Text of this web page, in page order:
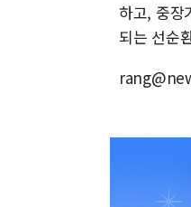
하고, 중장
되는 선순